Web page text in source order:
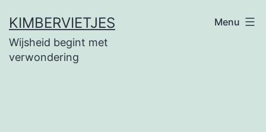
naar
de
KIMBERVIETJES
Wijsheid begint met
verwondering
Menu